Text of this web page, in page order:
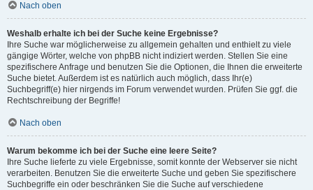
Nach oben
Weshalb erhalte ich bei der Suche keine Ergebnisse?
Ihre Suche war möglicherweise zu allgemein gehalten und enthielt zu viele
gängige Wörter, welche von phpBB nicht indiziert werden. Stellen Sie eine
spezifischere Anfrage und benutzen Sie die Optionen, die Ihnen die erweiterte
Suche bietet. Außerdem ist es natürlich auch möglich, dass Ihr(e)
Suchbegriff(e) hier nirgends im Forum verwendet wurden. Prüfen Sie ggf. die
Rechtschreibung der Begriffe!
Nach oben
Warum bekomme ich bei der Suche eine leere Seite?
Ihre Suche lieferte zu viele Ergebnisse, somit konnte der Webserver sie nicht
verarbeiten. Benutzen Sie die erweiterte Suche und geben Sie spezifischere
Suchbegriffe ein oder beschränken Sie die Suche auf verschiedene